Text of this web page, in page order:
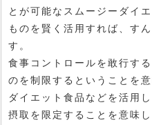
とが可能なスムージーダイ
ものを賢く活用すれば、す
す。
食事コントロールを敢行す
のを制限するということを
ダイエット食品などを活用
摂取を限定することを意味し